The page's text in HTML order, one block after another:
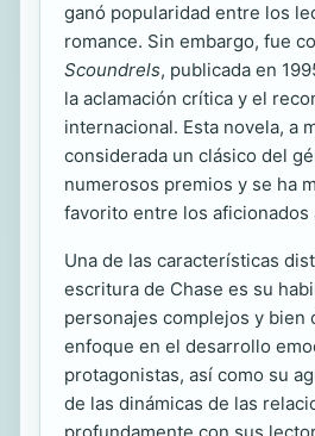
ganó popularidad entre los
romance. Sin embargo, fue
Scoundrels, publicada en
la aclamación crítica y el
internacional. Esta novela, a
considerada un clásico del
numerosos premios y se ha
favorito entre los aficionados
Una de las características
escritura de Chase es su
personajes complejos y bien
enfoque en el desarrollo
protagonistas, así como su
de las dinámicas de las